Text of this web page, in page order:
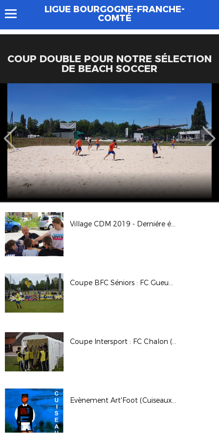
LIGUE BOURGOGNE-FRANCHE-
COMTÉ
COUP DOUBLE POUR NOTRE SÉLECTION
DE BEACH SOCCER
Village CDM 2019 - Derniére étape BELFORT
Coupe BFC Séniors : FC Gueugnon - Jura Dolois Football (0-2)
Coupe Intersport : FC Chalon (2) - Jura Sud Foot (2) (2-0)
Evènement Art'Foot (Cuiseaux - Juin 2019)